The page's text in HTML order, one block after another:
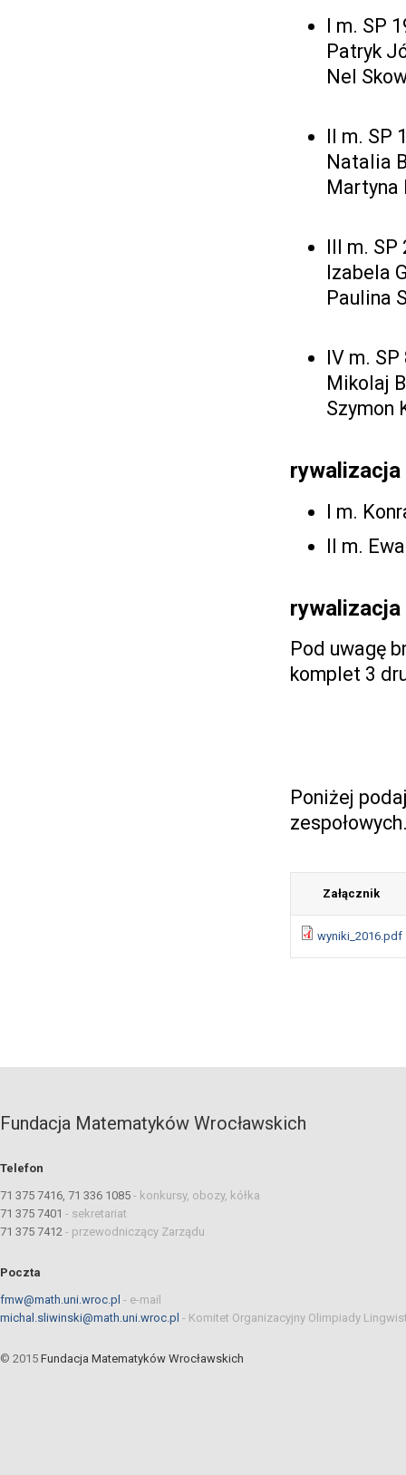
I m. SP
Patryk
Nel
II m. SP
Natalia
Martyna
III m.
Izabela
Paulina
IV m.
Mikolaj
Szymon
I m.
II m.
rywalizacja
Pod uwagę
komplet 3
Poniżej
Załącznik
wyniki_2016.pdf
Fundacja Matematyków Wrocławskich
Telefon
71 375 7416, 71 336 1085 - konkursy, obozy, kółka
71 375 7401 - sekretariat
71 375 7412 - przewodniczący Zarządu
Poczta
fmw@math.uni.wroc.pl - e-mail
michal.sliwinski@math.uni.wroc.pl - Komitet Organizacyjny Olimpiady
© 2015 Fundacja Matematyków Wrocławskich